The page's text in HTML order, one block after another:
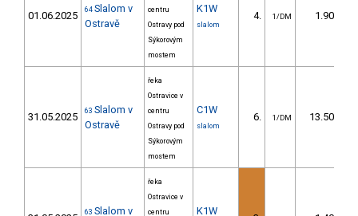
01.06.2025 64 Slalom v
Ostravě
centru
Ostravy pod
Sýkorovým
mostem
K1W
slalom
4. 1/DM 1.90
31.05.2025 63 Slalom v
Ostravě
řeka
Ostravice v
centru
Ostravy pod
Sýkorovým
mostem
C1W
slalom
6. 1/DM 13.50
63 Slalom v
řeka
Ostravice v
centru
K1W